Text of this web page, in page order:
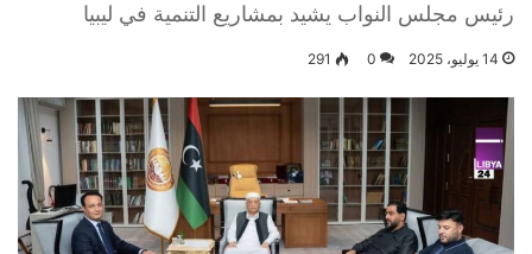
رئيس مجلس النواب يشيد بمشاريع التنمية في ليبيا
14 يوليو، 2025 0
291